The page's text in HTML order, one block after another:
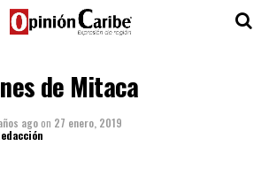
de Mitaca
agoon 27 enero, 2019